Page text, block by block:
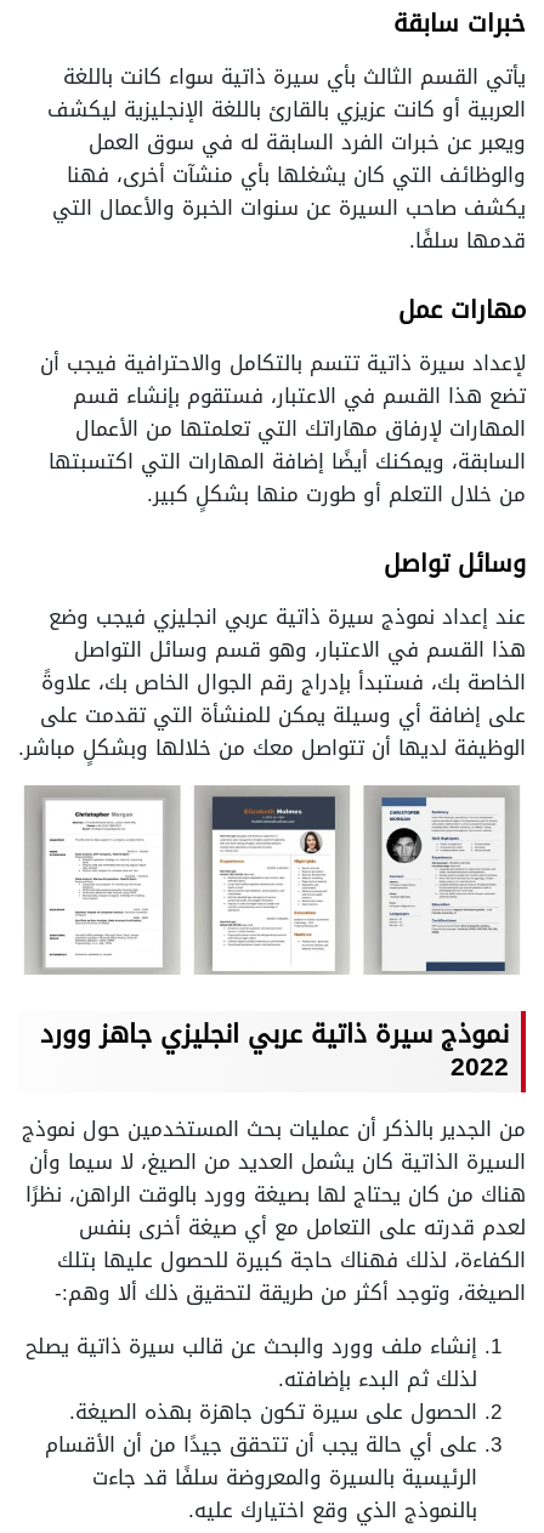
خبرات سابقة
يأتي القسم الثالث بأي سيرة ذاتية سواء كانت باللغة
العربية أو كانت عزيزي بالقارئ باللغة الإنجليزية ليكشف
ويعبر عن خبرات الفرد السابقة له في سوق العمل
والوظائف التي كان يشغلها بأي منشآت أخرى، فهنا
يكشف صاحب السيرة عن سنوات الخبرة والأعمال التي
قدمها سلفًا.
مهارات عمل
لإعداد سيرة ذاتية تتسم بالتكامل والاحترافية فيجب أن
تضع هذا القسم في الاعتبار، فستقوم بإنشاء قسم
المهارات لإرفاق مهاراتك التي تعلمتها من الأعمال
السابقة، ويمكنك أيضًا إضافة المهارات التي اكتسبتها
من خلال التعلم أو طورت منها بشكلٍ كبير.
وسائل تواصل
عند إعداد نموذج سيرة ذاتية عربي انجليزي فيجب وضع
هذا القسم في الاعتبار، وهو قسم وسائل التواصل
الخاصة بك، فستبدأ بإدراج رقم الجوال الخاص بك، علاوةً
على إضافة أي وسيلة يمكن للمنشأة التي تقدمت على
الوظيفة لديها أن تتواصل معك من خلالها وبشكلٍ مباشر.
نموذج سيرة ذاتية عربي انجليزي جاهز وورد
2022
من الجدير بالذكر أن عمليات بحث المستخدمين حول نموذج
السيرة الذاتية كان يشمل العديد من الصيغ، لا سيما وأن
هناك من كان يحتاج لها بصيغة وورد بالوقت الراهن، نظرًا
لعدم قدرته على التعامل مع أي صيغة أخرى بنفس
الكفاءة، لذلك فهناك حاجة كبيرة للحصول عليها بتلك
الصيغة، وتوجد أكثر من طريقة لتحقيق ذلك ألا وهم:-
إنشاء ملف وورد والبحث عن قالب سيرة ذاتية يصلح
لذلك ثم البدء بإضافته.
الحصول على سيرة تكون جاهزة بهذه الصيغة.
على أي حالة يجب أن تتحقق جيدًا من أن الأقسام
الرئيسية بالسيرة والمعروضة سلفًا قد جاءت
بالنموذج الذي وقع اختيارك عليه.